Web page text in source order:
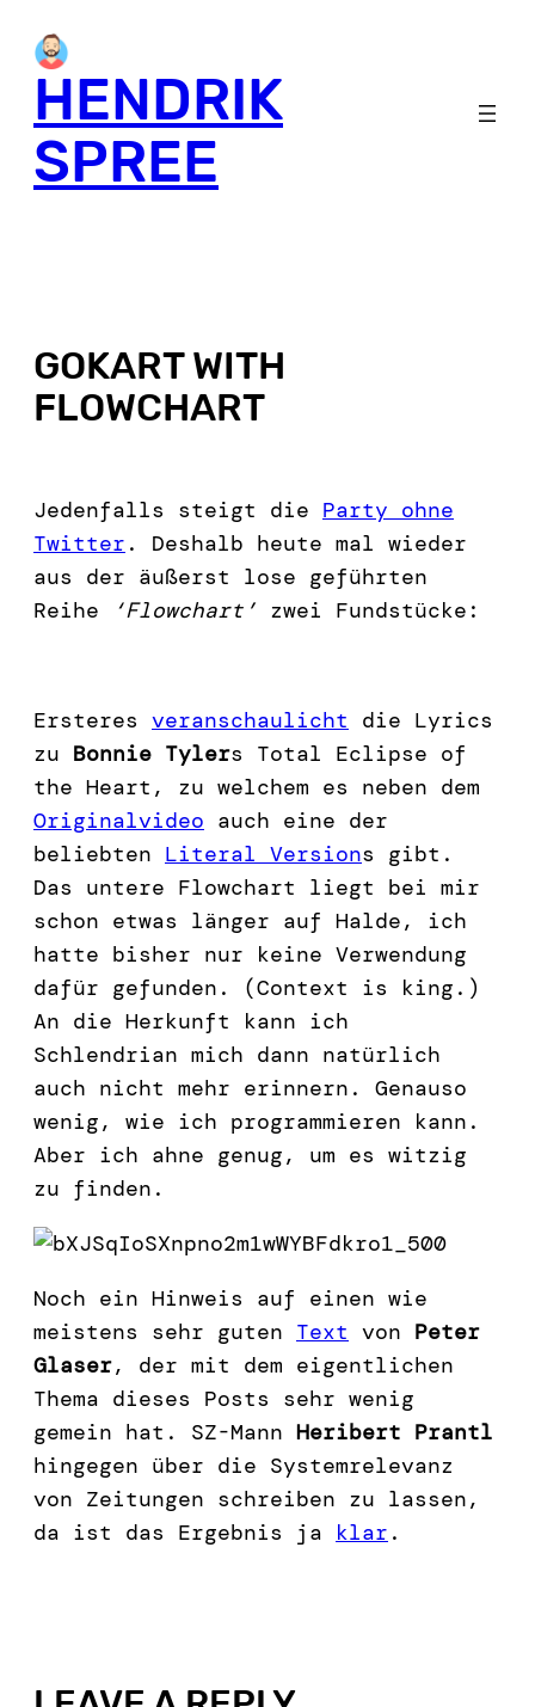
HENDRIK
SPREE
GOKART WITH
FLOWCHART
Jedenfalls steigt die Party ohne
Twitter . Deshalb heute mal wieder
aus der äußerst lose geführten
Reihe
‘Flowchart’ zwei Fundstücke:
Ersteres veranschaulicht die Lyrics
zu Bonnie Tylers Total Eclipse of
the Heart, zu welchem es neben dem
Originalvideo auch eine der
beliebten Literal Versions gibt.
Das untere Flowchart liegt bei mir
schon etwas länger auf Halde, ich
hatte bisher nur keine Verwendung
dafür gefunden. (Context is king.)
An die Herkunft kann ich
Schlendrian mich dann natürlich
auch nicht mehr erinnern. Genauso
wenig, wie ich programmieren kann.
Aber ich ahne genug, um es witzig
zu finden.
Noch ein Hinweis auf einen wie
meistens sehr guten Text von Peter
Glaser, der mit dem eigentlichen
Thema dieses Posts sehr wenig
gemein hat. SZ-Mann Heribert Prantl
hingegen über die Systemrelevanz
von Zeitungen schreiben zu lassen,
da ist das Ergebnis ja klar .